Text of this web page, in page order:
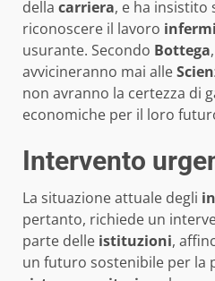
della carriera, e ha insistito
riconoscere il lavoro
usurante. Secondo Bottega
avvicineranno mai alle
non avranno la certezza di
economiche per il loro
Intervento
La situazione attuale degli
pertanto, richiede un
parte delle istituzioni,
un futuro sostenibile per la